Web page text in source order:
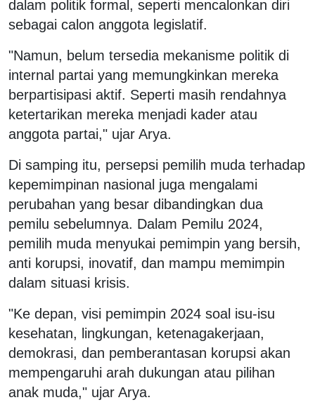
dalam politik formal, seperti mencalonkan diri
sebagai calon anggota legislatif.
"Namun, belum tersedia mekanisme politik di
internal partai yang memungkinkan mereka
berpartisipasi aktif. Seperti masih rendahnya
ketertarikan mereka menjadi kader atau
anggota partai," ujar Arya.
Di samping itu, persepsi pemilih muda terhadap
kepemimpinan nasional juga mengalami
perubahan yang besar dibandingkan dua
pemilu sebelumnya. Dalam Pemilu 2024,
pemilih muda menyukai pemimpin yang bersih,
anti korupsi, inovatif, dan mampu memimpin
dalam situasi krisis.
"Ke depan, visi pemimpin 2024 soal isu-isu
kesehatan, lingkungan, ketenagakerjaan,
demokrasi, dan pemberantasan korupsi akan
mempengaruhi arah dukungan atau pilihan
anak muda," ujar Arya.